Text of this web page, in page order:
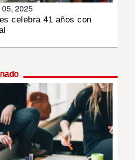
2025
celebra 41 años con